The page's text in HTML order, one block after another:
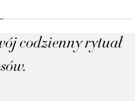
codzienny rytuał